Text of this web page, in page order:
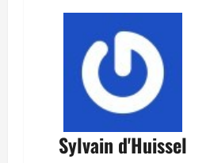
Sylvain d'Huissel